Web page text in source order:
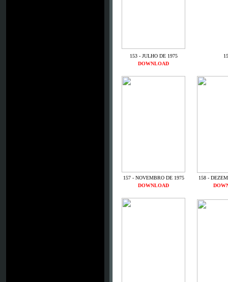
153 - JULHO DE 1975
DOWNLOAD
157 - NOVEMBRO DE 1975
158 -
DOWNLOAD